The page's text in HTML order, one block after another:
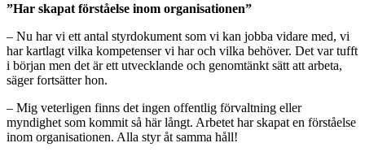
”Har skapat förståelse inom organisationen”
– Nu har vi ett antal styrdokument som vi kan jobba vidare med, vi
har kartlagt vilka kompetenser vi har och vilka behöver. Det var tufft
i början men det är ett utvecklande och genomtänkt sätt att arbeta,
säger fortsätter hon.
– Mig veterligen finns det ingen offentlig förvaltning eller
myndighet som kommit så här långt. Arbetet har skapat en förståelse
inom organisationen. Alla styr åt samma håll!